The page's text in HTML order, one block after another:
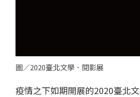
圖／2020臺北文學．閱影展
疫情之下如期開展的2020臺北